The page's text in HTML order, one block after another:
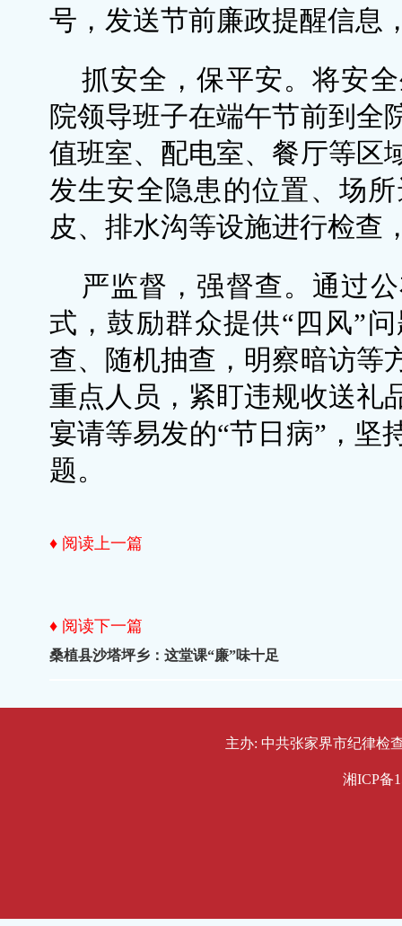
号，发送节前廉政提醒信息
抓安全，保平安。将安
院领导班子在端午节前到全
值班室、配电室、餐厅等区
发生安全隐患的位置、场
皮、排水沟等设施进行检查
严监督，强督查。通过
式，鼓励群众提供“四风”
查、随机抽查，明察暗访等
重点人员，紧盯违规收送礼
宴请等易发的“节日病”，坚
题。
♦ 阅读上一篇
♦ 阅读下一篇
桑植县沙塔坪乡：这堂课“廉”味十足
主办: 中共张家界市纪律检
湘ICP备